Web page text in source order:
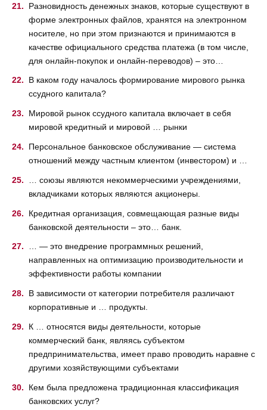
Разновидность денежных знаков, которые существуют в
форме электронных файлов, хранятся на электронном
носителе, но при этом признаются и принимаются в
качестве официального средства платежа (в том числе,
для онлайн-покупок и онлайн-переводов) – это…
В каком году началось формирование мирового рынка
ссудного капитала?
Мировой рынок ссудного капитала включает в себя
мировой кредитный и мировой … рынки
Персональное банковское обслуживание — система
отношений между частным клиентом (инвестором) и …
… союзы являются некоммерческими учреждениями,
вкладчиками которых являются акционеры.
Кредитная организация, совмещающая разные виды
банковской деятельности – это… банк.
… — это внедрение программных решений,
направленных на оптимизацию производительности и
эффективности работы компании
В зависимости от категории потребителя различают
корпоративные и … продукты.
К … относятся виды деятельности, которые
коммерческий банк, являясь субъектом
предпринимательства, имеет право проводить наравне с
другими хозяйствующими субъектами
Кем была предложена традиционная классификация
банковских услуг?